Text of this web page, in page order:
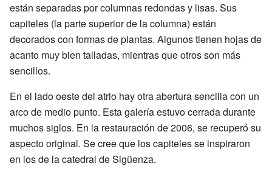
están separadas por columnas redondas y lisas. Sus
capiteles (la parte superior de la columna) están
decorados con formas de plantas. Algunos tienen hojas de
acanto muy bien talladas, mientras que otros son más
sencillos.
En el lado oeste del atrio hay otra abertura sencilla con un
arco de medio punto. Esta galería estuvo cerrada durante
muchos siglos. En la restauración de 2006, se recuperó su
aspecto original. Se cree que los capiteles se inspiraron
en los de la catedral de Sigüenza.